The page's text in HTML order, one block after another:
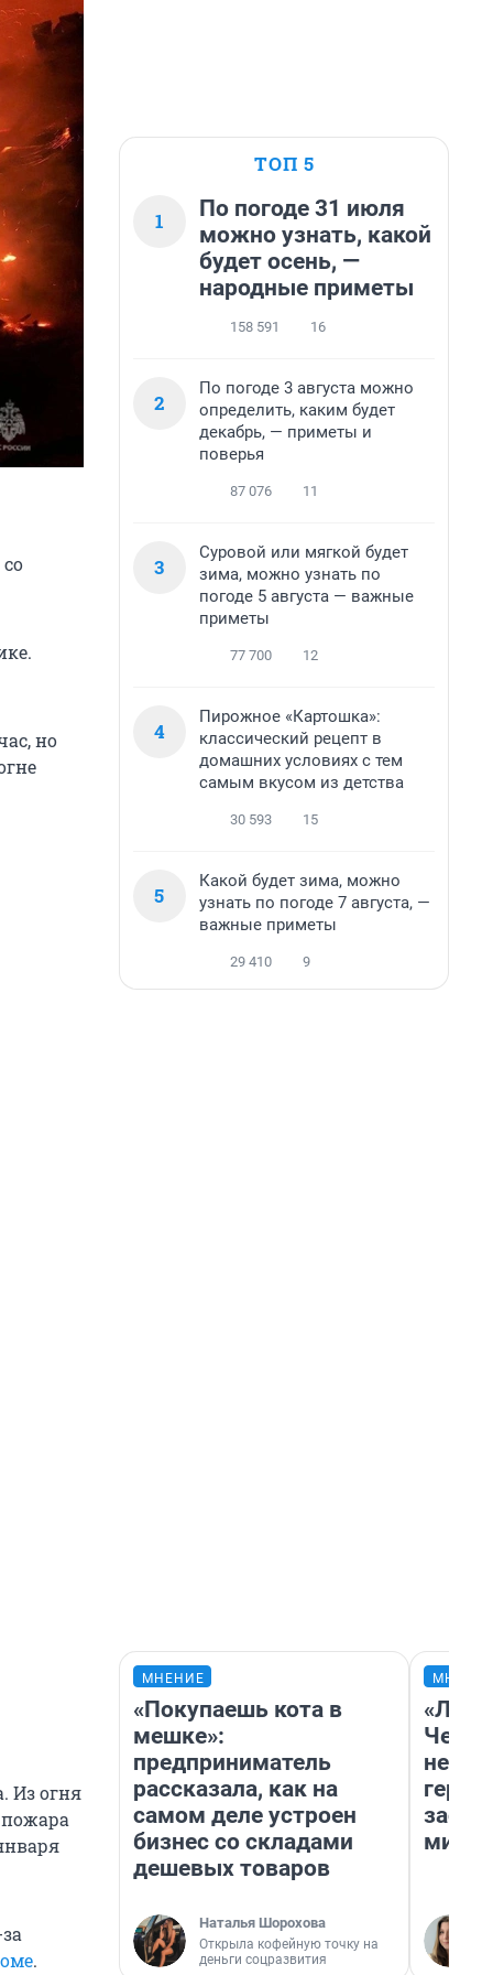
со
но
Из огня
пожара
.
ТОП 5
1
По погоде 31 июля
можно узнать, какой
будет осень, —
народные приметы
158 591 16
2
По погоде 3 августа можно
определить, каким будет
декабрь, — приметы и
поверья
87 076 11
3
Суровой или мягкой будет
зима, можно узнать по
погоде 5 августа — важные
приметы
77 700 12
4
Пирожное «Картошка»:
классический рецепт в
домашних условиях с тем
самым вкусом из детства
30 593 15
5
Какой будет зима, можно
узнать по погоде 7 августа, —
важные приметы
29 410 9
МНЕНИЕ
«Покупаешь кота в
мешке»:
предприниматель
рассказала, как на
самом деле устроен
бизнес со складами
дешевых товаров
Наталья Шорохова
Открыла кофейную точку на
деньги соцразвития
Чем
герои